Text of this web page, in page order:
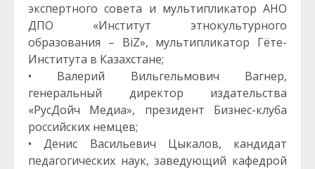
экспертного совета и мультипликатор АНО
ДПО «Институт этнокультурного
образования – BiZ», мультипликатор Гёте-
Института в Казахстане;
• Валерий Вильгельмович Вагнер,
генеральный директор издательства
«РусДойч Медиа», президент Бизнес-клуба
российских немцев;
• Денис Васильевич Цыкалов, кандидат
педагогических наук, заведующий кафедрой